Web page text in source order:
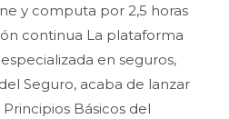
y computa por 2,5 horas
continua La plataforma
en seguros,
Seguro, acaba de lanzar
Básicos del